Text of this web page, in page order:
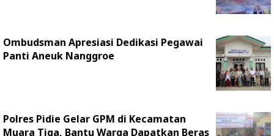
Ombudsman Apresiasi Dedikasi Pegawai
Panti Aneuk Nanggroe
‎Polres Pidie Gelar GPM di Kecamatan
Muara Tiga, Bantu Warga Dapatkan Beras